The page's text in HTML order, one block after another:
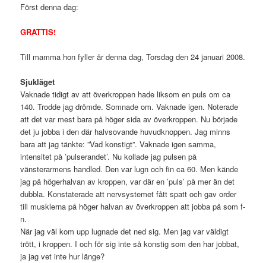
Först denna dag:
GRATTIS!
Till mamma hon fyller år denna dag, Torsdag den 24 januari 2008.
Sjukläget
Vaknade tidigt av att överkroppen hade liksom en puls om ca
140. Trodde jag drömde. Somnade om. Vaknade igen. Noterade
att det var mest bara på höger sida av överkroppen. Nu började
det ju jobba i den där halvsovande huvudknoppen. Jag minns
bara att jag tänkte: ”Vad konstigt”. Vaknade igen samma,
intensitet på ’pulserandet’. Nu kollade jag pulsen på
vänsterarmens handled. Den var lugn och fin ca 60. Men kände
jag på högerhalvan av kroppen, var där en ’puls’ på mer än det
dubbla. Konstaterade att nervsystemet fått spatt och gav order
till musklerna på höger halvan av överkroppen att jobba på som f-
n.
När jag väl kom upp lugnade det ned sig. Men jag var väldigt
trött, i kroppen. I och för sig inte så konstig som den har jobbat,
ja jag vet inte hur länge?